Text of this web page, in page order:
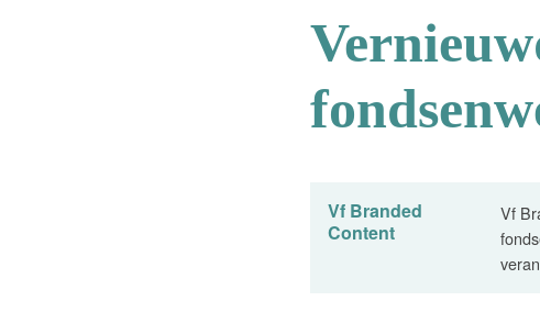
Vf Branded
Content
Vf